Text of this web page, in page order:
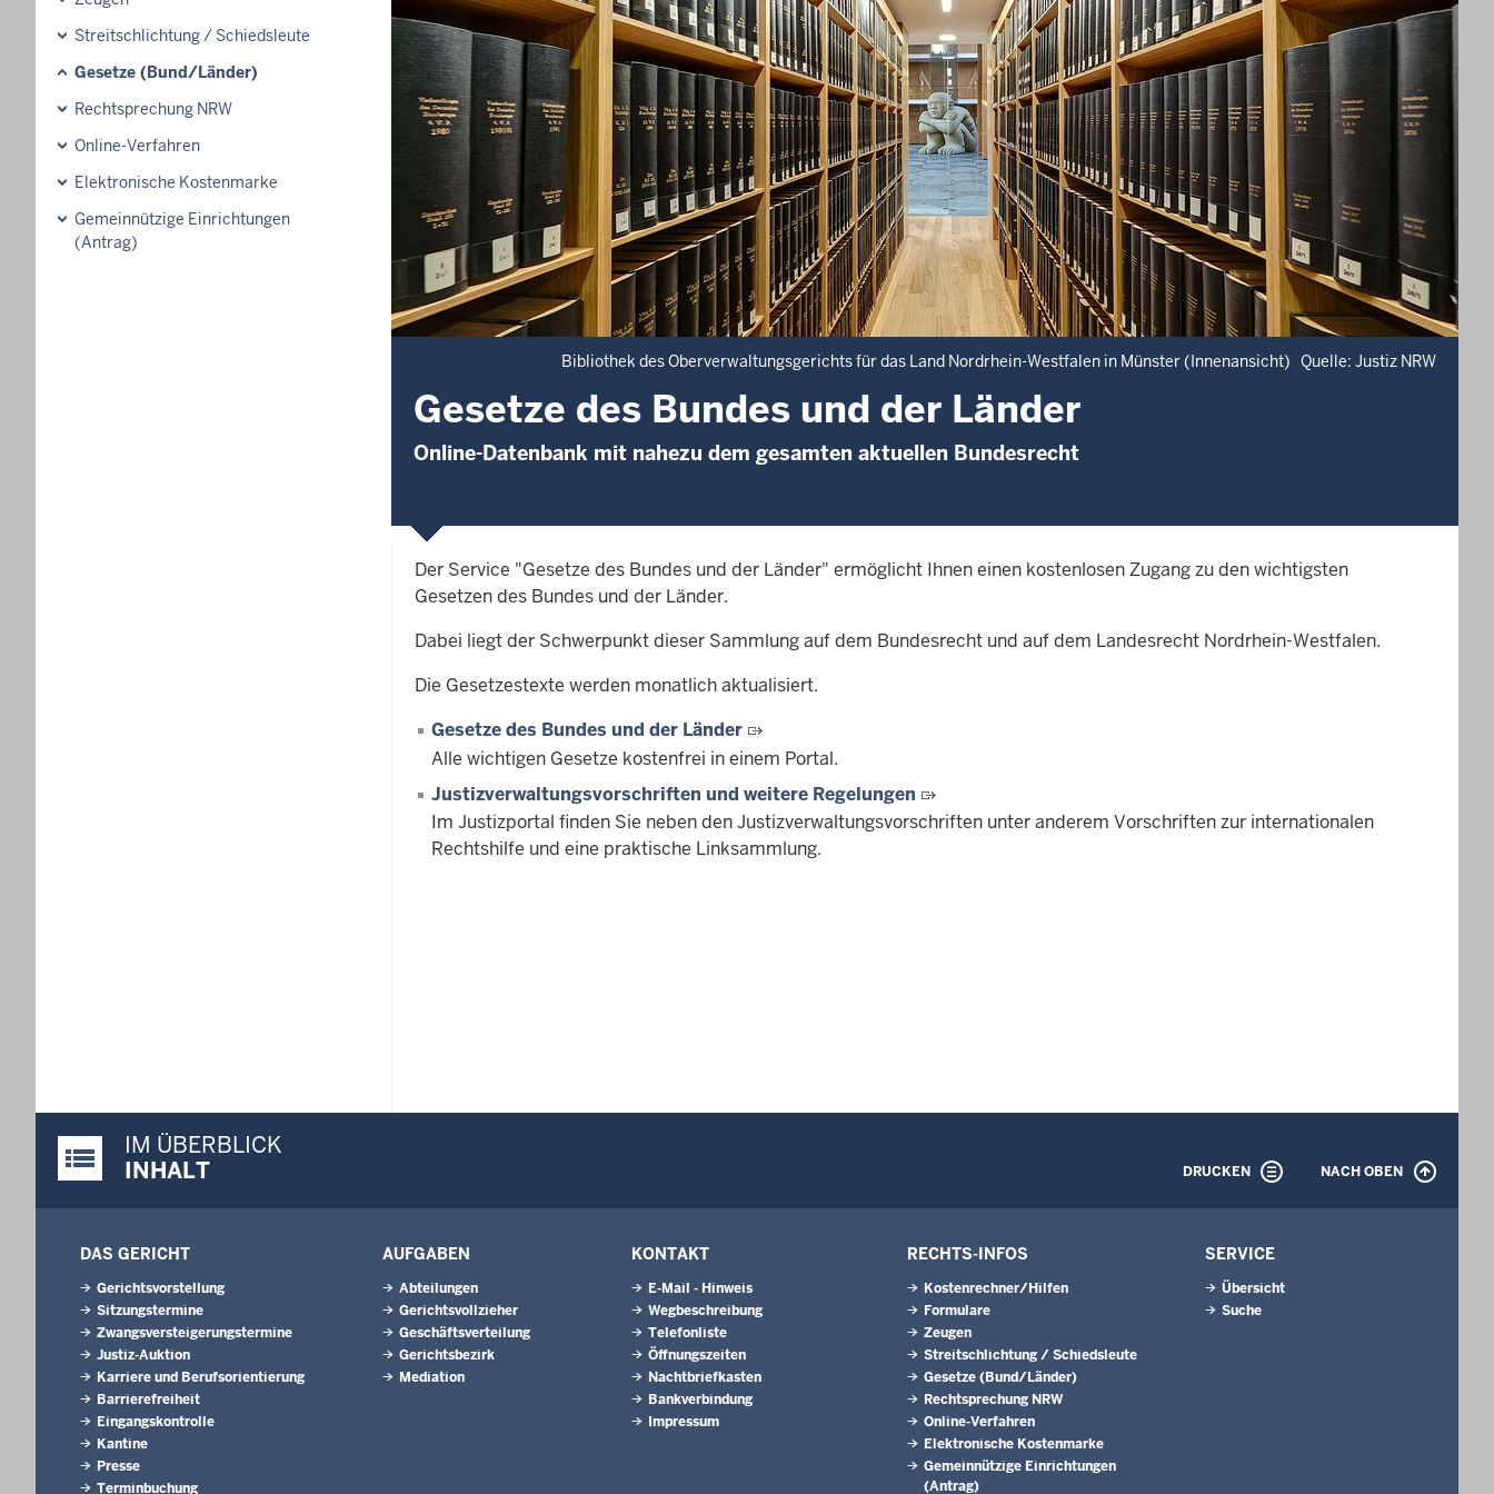
Streitschlichtung / Schiedsleute
Gesetze (Bund/Länder)
Rechtsprechung NRW
Online-Verfahren
Elektronische Kostenmarke
Gemeinnützige Einrichtungen
(Antrag)
Bibliothek des Oberverwaltungsgerichts für das Land Nordrhein-Westfalen in Münster (Innenansicht) Quelle: Justiz NRW
Gesetze des Bundes und der Länder
Online-Datenbank mit nahezu dem gesamten aktuellen Bundesrecht
Der Service "Gesetze des Bundes und der Länder" ermöglicht Ihnen einen kostenlosen Zugang zu den wichtigsten
Gesetzen des Bundes und der Länder.
Dabei liegt der Schwerpunkt dieser Sammlung auf dem Bundesrecht und auf dem Landesrecht Nordrhein-Westfalen.
Die Gesetzestexte werden monatlich aktualisiert.
Gesetze des Bundes und der Länder
Alle wichtigen Gesetze kostenfrei in einem Portal.
Justizverwaltungsvorschriften und weitere Regelungen
Im Justizportal finden Sie neben den Justizverwaltungsvorschriften unter anderem Vorschriften zur internationalen
Rechtshilfe und eine praktische Linksammlung.
Justiz-Portal im Überblick:
IM ÜBERBLICK
INHALT
DRUCKEN NACH OBEN
DAS GERICHT
Gerichtsvorstellung
Sitzungstermine
Zwangsversteigerungs­termine
Justiz-Auktion
Karriere und Berufsorientierung
Barrierefreiheit
Eingangskontrolle
Kantine
Presse
Terminbuchung
AUFGABEN
Abteilungen
Gerichtsvollzieher
Geschäftsverteilung
Gerichtsbezirk
Mediation
KONTAKT
E-Mail - Hinweis
Wegbeschreibung
Telefonliste
Öffnungszeiten
Nachtbriefkasten
Bankverbindung
Impressum
RECHTS-INFOS
Kostenrechner/Hilfen
Formulare
Zeugen
Streitschlichtung / Schiedsleute
Gesetze (Bund/Länder)
Rechtsprechung NRW
Online-Verfahren
Elektronische Kostenmarke
Gemeinnützige Einrichtungen
(Antrag)
SERVICE
Übersicht
Suche